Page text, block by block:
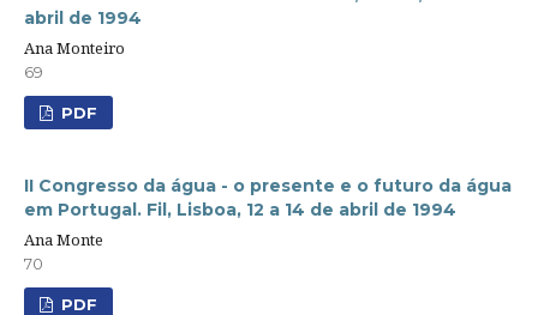
abril de 1994
Ana Monteiro
69
PDF
II Congresso da água - o presente e o futuro da água
em Portugal. Fil, Lisboa, 12 a 14 de abril de 1994
Ana Monte
70
PDF